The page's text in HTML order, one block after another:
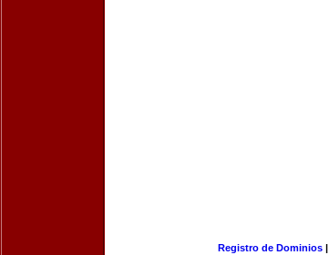
Registro de Dominios|